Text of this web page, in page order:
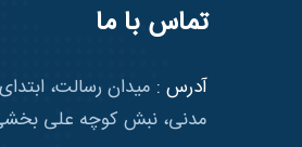
تماس با ما
آدرس : میدان رسالت،
مدنی، نبش کوچه علی بخشی،